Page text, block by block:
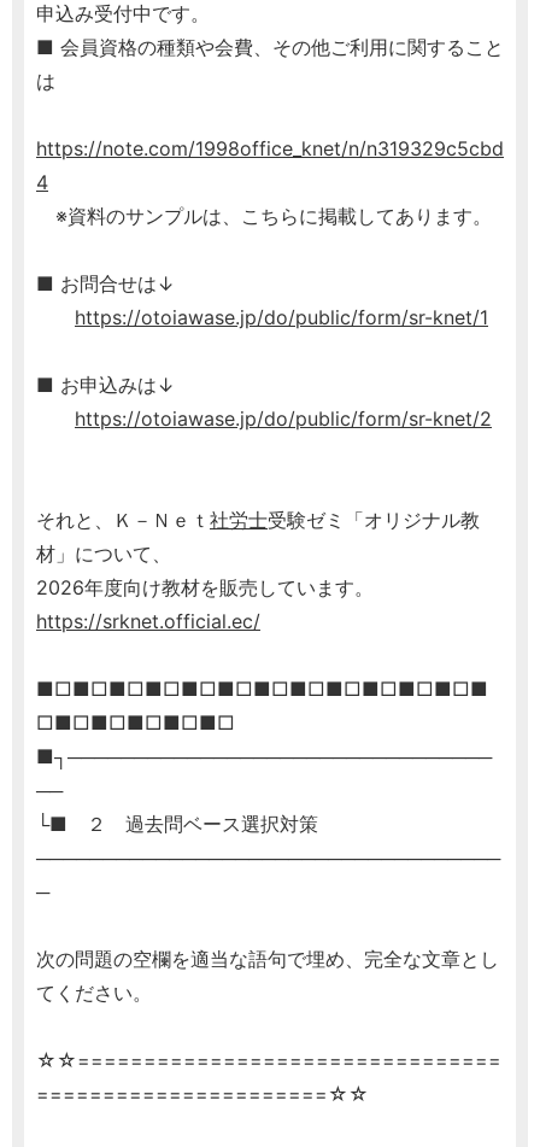
申込み受付中です。
■ 会員資格の種類や会費、その他ご利用に関すること
は
https://note.com/1998office_knet/n/n319329c5cbd
4
※資料のサンプルは、こちらに掲載してあります。
■ お問合せは↓
https://otoiawase.jp/do/public/form/sr-knet/1
■ お申込みは↓
https://otoiawase.jp/do/public/form/sr-knet/2
それと、Ｋ－Ｎｅｔ 社労士受験ゼミ「オリジナル教
材」について、
2026年度向け教材を販売しています。
https://srknet.official.ec/
■□■□■□■□■□■□■□■□■□■□■□■□■
□■□■□■□■□■□
■┐────────────────────────────────
──
└■ ２ 過去問ベース選択対策
───────────────────────────────────
─
次の問題の空欄を適当な語句で埋め、完全な文章とし
てください。
☆☆================================
======================☆☆